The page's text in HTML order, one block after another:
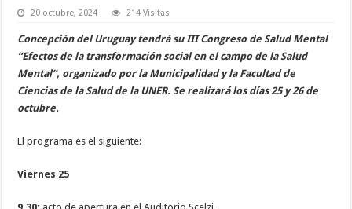
20 octubre, 2024 214 Visitas
Concepción del Uruguay tendrá su III Congreso de Salud Mental
“Efectos de la transformación social en el campo de la Salud
Mental”, organizado por la Municipalidad y la Facultad de
Ciencias de la Salud de la UNER. Se realizará los días 25 y 26 de
octubre.
El programa es el siguiente:
Viernes 25